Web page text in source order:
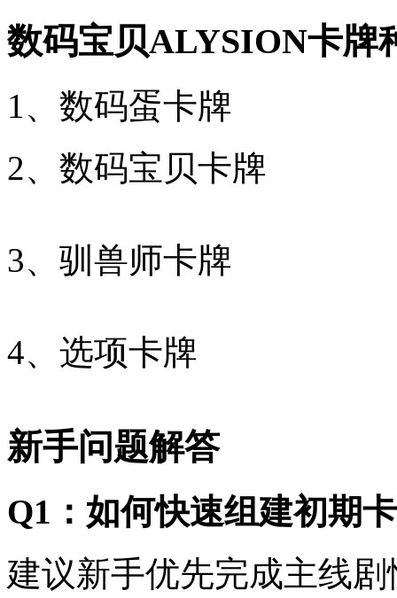
数码宝贝ALYSION卡牌
1、数码蛋卡牌
2、数码宝贝卡牌
3、驯兽师卡牌
4、选项卡牌
新手问题解答
Q1：如何快速组建初期
建议新手优先完成主线